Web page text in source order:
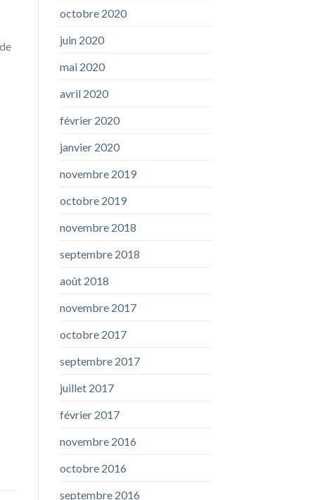
octobre 2020
juin 2020
mai 2020
avril 2020
février 2020
janvier 2020
novembre 2019
octobre 2019
novembre 2018
septembre 2018
août 2018
novembre 2017
octobre 2017
septembre 2017
juillet 2017
février 2017
novembre 2016
octobre 2016
septembre 2016